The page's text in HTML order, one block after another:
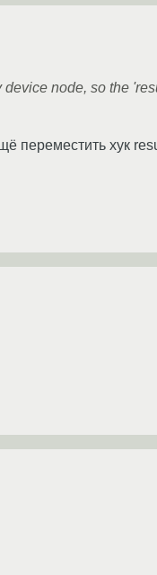
node, so the
переместить хук